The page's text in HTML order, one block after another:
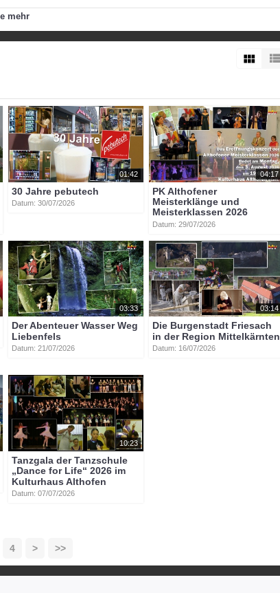
mehr
01:42
30 Jahre pebutech
Datum: 30/07/2026
04:17
PK Althofener
Meisterklänge und
Meisterklassen 2026
Datum: 29/07/2026
03:33
Der Abenteuer Wasser Weg
Liebenfels
Datum: 21/07/2026
03:14
Die Burgenstadt Friesach
in der Region Mittelkärnten
Datum: 16/07/2026
10:23
Tanzgala der Tanzschule
„Dance for Life“ 2026 im
Kulturhaus Althofen
Datum: 07/07/2026
4 > >>